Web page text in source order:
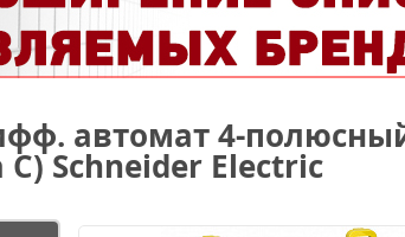
автомат 4-
Schneider Electric